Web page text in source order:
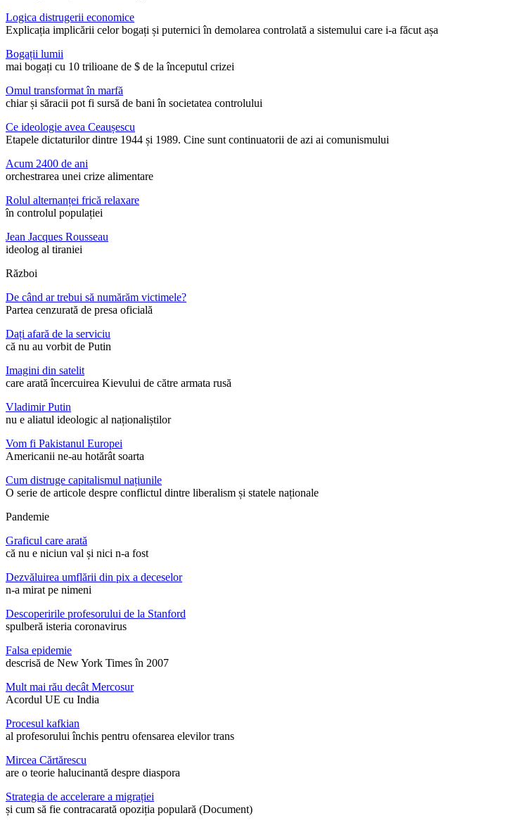
Logica distrugerii economice
Explicația implicării celor bogați și puternici în demolarea controlată a sistemului care i-a făcut așa
Bogații lumii
mai bogați cu 10 trilioane de $ de la începutul crizei
Omul transformat în marfă
chiar și săracii pot fi sursă de bani în societatea controlului
Ce ideologie avea Ceaușescu
Etapele dictaturilor dintre 1944 și 1989. Cine sunt continuatorii de azi ai comunismului
Acum 2400 de ani
orchestrarea unei crize alimentare
Rolul alternanței frică relaxare
în controlul populației
Jean Jacques Rousseau
ideolog al tiraniei
Război
De când ar trebui să numărăm victimele?
Partea cenzurată de presa oficială
Dați afară de la serviciu
că nu au vorbit de Putin
Imagini din satelit
care arată încercuirea Kievului de către armata rusă
Vladimir Putin
nu e aliatul ideologic al naționaliștilor
Vom fi Pakistanul Europei
Americanii ne-au hotărât soarta
Cum distruge capitalismul națiunile
O serie de articole despre conflictul dintre liberalism și statele naționale
Pandemie
Graficul care arată
că nu e niciun val și nici n-a fost
Dezvăluirea umflării din pix a deceselor
n-a mirat pe nimeni
Descoperirile profesorului de la Stanford
spulberă isteria coronavirus
Falsa epidemie
descrisă de New York Times în 2007
Mult mai rău decât Mercosur
Acordul UE cu India
Procesul kafkian
al profesorului închis pentru ofensarea elevilor trans
Mircea Cărtărescu
are o teorie halucinantă despre diaspora
Strategia de accelerare a migrației
și cum să fie contracarată opoziția populară (Document)